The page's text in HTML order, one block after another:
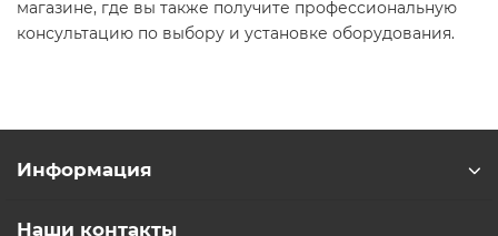
магазине, где вы также получите профессиональную
консультацию по выбору и установке оборудования.
Информация
Наши контакты